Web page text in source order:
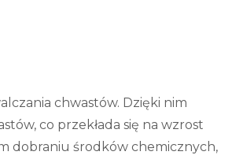
chwastów. Dzięki nim
co przekłada się na wzrost
dobraniu środków chemicznych,